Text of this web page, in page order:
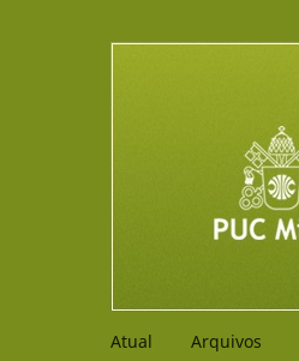
Atual Arquivos